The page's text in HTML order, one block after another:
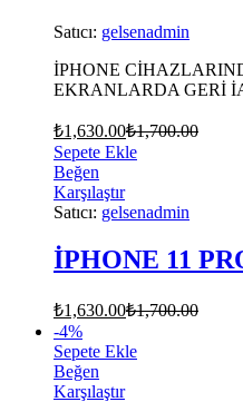
Satıcı: gelsenadmin
İPHONE
EKRANLARDA GERİ
₺1,630.00₺1,700.00
Sepete Ekle
Beğen
Karşılaştır
Satıcı: gelsenadmin
İPHONE 11
₺1,630.00₺1,700.00
-4%
Sepete Ekle
Beğen
Karşılaştır